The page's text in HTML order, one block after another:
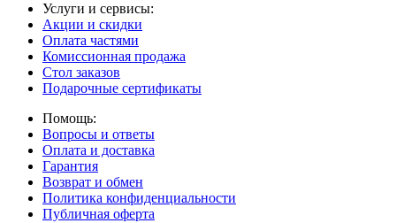
Услуги и сервисы:
Акции и скидки
Оплата частями
Комиссионная продажа
Стол заказов
Подарочные сертификаты
Помощь:
Вопросы и ответы
Оплата и доставка
Гарантия
Возврат и обмен
Политика конфиденциальности
Публичная оферта